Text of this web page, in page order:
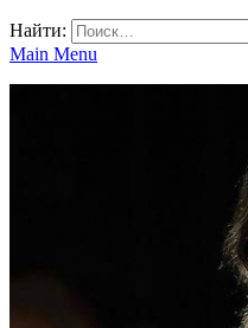
Найти:
Main Menu